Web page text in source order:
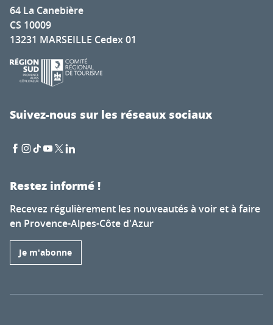
64 La Canebière
CS 10009
13231 MARSEILLE Cedex 01
Suivez-nous sur les réseaux sociaux
Restez informé !
Recevez régulièrement les nouveautés à voir et à faire
en Provence-Alpes-Côte d'Azur
Je m'abonne